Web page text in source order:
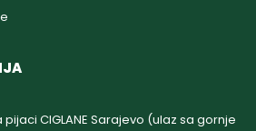
pijaci CIGLANE Sarajevo (ulaz sa gornje